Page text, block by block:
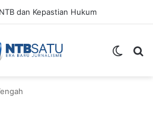
dan Kepastian Hukum